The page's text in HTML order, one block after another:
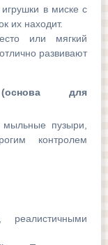
в миске с
их находит.
или мягкий
развивают
для
пузыри,
контролем